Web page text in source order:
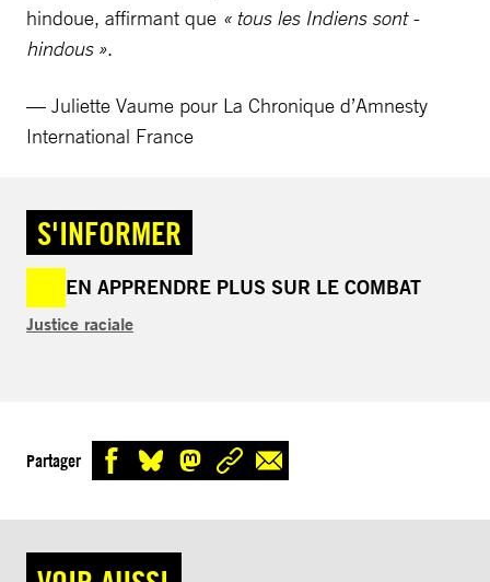
hindoue, affirmant que « tous les Indiens sont ­
hindous ».
— Juliette Vaume pour La Chronique d’Amnesty
International France
S'INFORMER
EN APPRENDRE PLUS SUR LE COMBAT
Justice raciale
Partager